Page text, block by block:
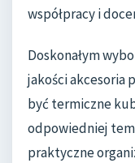
współpracy i
Doskonałym
jakości akcesoria
być termiczne
odpowiedniej
praktyczne